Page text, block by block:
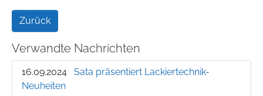
Zurück
Verwandte Nachrichten
16.09.2024
Sata präsentiert Lackiertechnik-
Neuheiten